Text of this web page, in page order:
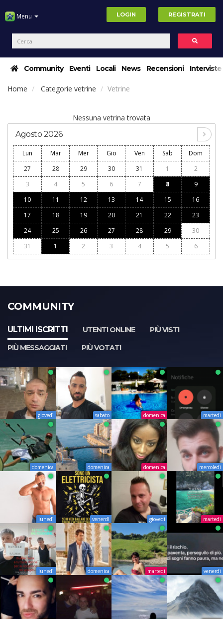
Menu LOGIN REGISTRATI
Community Eventi Locali News Recensioni Interviste
Home Categorie vetrine Vetrine
Nessuna vetrina trovata
Agosto 2026
Lun Mar Mer Gio Ven Sab
Dom
27
28 29 30 31 1
2
3
4 5 6 7 8
9
10
11 12 13 14 15
16
17
18 19 20 21 22
23
24
25 26 27 28 29
30
31
1 2 3 4 5 6
COMMUNITY
ULTIMI ISCRITTI UTENTI ONLINE
PIÙ VISTI
PIÙ MESSAGGIATI
PIÙ VOTATI
giovedì sabato domenica martedì
domenica domenica domenica mercoledì
lunedì venerdì giovedì martedì
lunedì domenica martedì venerdì